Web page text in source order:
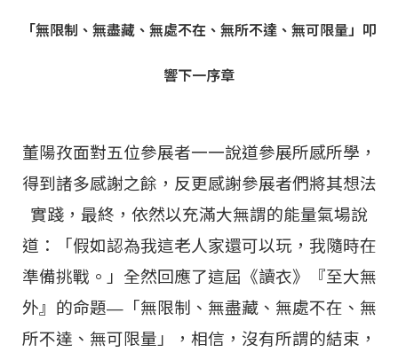
「無限制、無盡藏、無處不在、無所不達、無可限量」叩
響下一序章
董陽孜面對五位參展者一一說道參展所感所學，
得到諸多感謝之餘，反更感謝參展者們將其想法
實踐，最終，依然以充滿大無謂的能量氣場說
道：「假如認為我這老人家還可以玩，我隨時在
準備挑戰。」全然回應了這屆《讀衣》『至大無
外』的命題—「無限制、無盡藏、無處不在、無
所不達、無可限量」，相信，沒有所謂的結束，